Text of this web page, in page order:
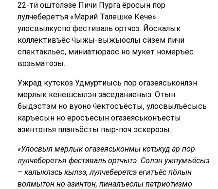
22-тӥ оштолэзе Пичи Пурга ёросын пор
лулчеберетъя «Марий Талешке Кече»
улосвылкуспо фестиваль ортчоз. Йӧскалык
коллективъёс ӵыжы-выжыослы сӥзем пичи
спектакльёс, миниатюраос но мукет номеръёс
возьматозы.
Ужрад кутскоз Удмуртиысь пор огазеяськонлэн
мерлык кенешсылэн заседаниеныз. Отын
быдэстэм но вуоно ӵектосъёсты, улосвылъёсысь
каръёсын но ёросъёсын огазеяськонъёсты
азинтонъя планъёсты пыр-поч эскерозы.
«Улосвыл мерлык огазеяськонмы котькуд ар пор
лулчеберетъя фестиваль ортчытэ. Солэн ужпумъёсыз
– калыклэсь кылзэ, лулчеберетсэ егитъёс пӧлын
вӧлмытон но азинтон, пиналъёслы патриотизмо